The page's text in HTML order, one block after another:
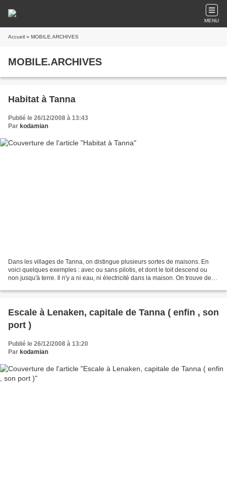
MENU
Accueil » MOBILE.ARCHIVES
MOBILE.ARCHIVES
Habitat à Tanna
Publié le 26/12/2008 à 13:43
Par kodamian
Dans les villages de Tanna, on distingue plusieurs sortes de maisons. En
voici quelques exemples : avec ou sans pilotis, et dont le toit descend ou
non jusqu'à terre. Il n'y a ni eau, ni électricité dans la maison. On trouve des
Escale à Lenaken, capitale de Tanna ( enfin , son
port )
Publié le 26/12/2008 à 13:20
Par kodamian